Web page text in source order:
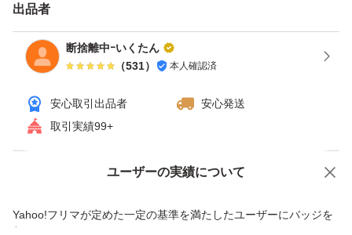
出品者
断捨離中ｰいくたん
（531） 本人確認済
安心取引出品者
安心発送
取引実績99+
ユーザーの実績について
Yahoo!フリマが定めた一定の基準を満たしたユーザーにバッジを
付与しています
価格の相談 商品への質問